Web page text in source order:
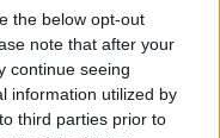
the below opt-out
note that after your
continue seeing
information utilized by
third parties prior to